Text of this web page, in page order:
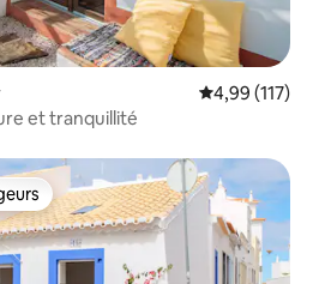
Évaluation
4,99 (117)
et tranquillité
les plus appréciés